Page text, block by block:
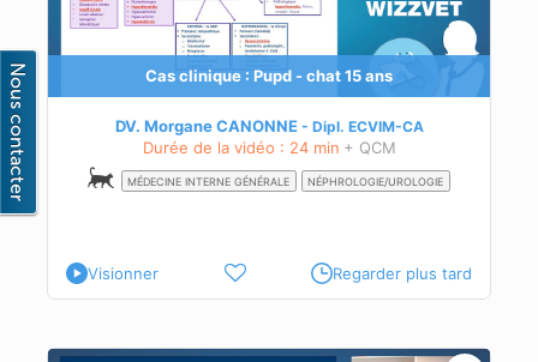
Cas clinique : Pupd - chat 15 ans
DV. Morgane CANONNE Dipl. ECVIM-CA
Durée de la vidéo : 24 min + QCM
MÉDECINE INTERNE GÉNÉRALE NÉPHROLOGIE/UROLOGIE
Visionner Regarder plus tard